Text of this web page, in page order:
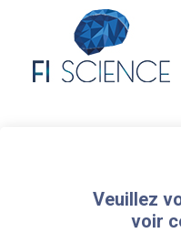
Veuillez
voir